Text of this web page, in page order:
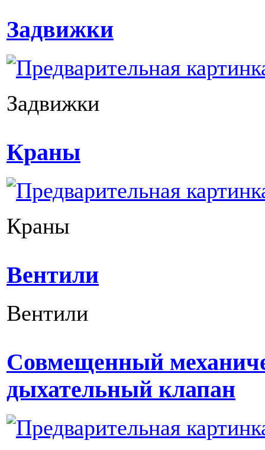
Задвижки
Задвижки
Краны
Краны
Вентили
Вентили
Совмещенный
дыхательный клапан